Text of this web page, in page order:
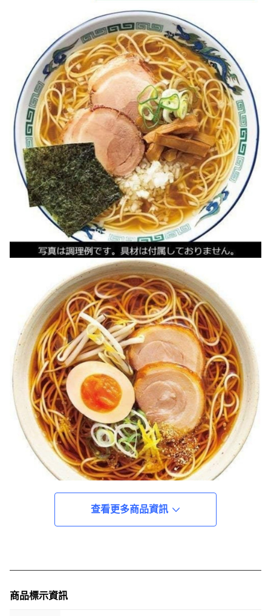
查看更多商品資訊
商品標示資訊